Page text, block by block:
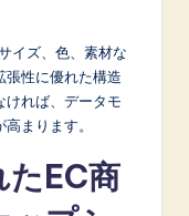
イズ、色、素材な
張性に優れた構造
ければ、データモ
まります。
たEC商